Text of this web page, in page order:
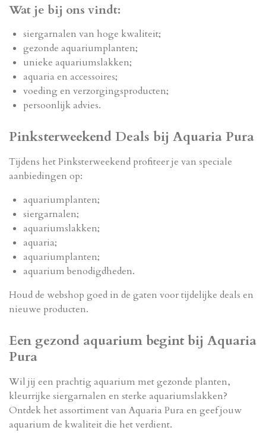
Wat je bij ons vindt:
siergarnalen van hoge kwaliteit;
gezonde aquariumplanten;
unieke aquariumslakken;
aquaria en accessoires;
voeding en verzorgingsproducten;
persoonlijk advies.
Pinksterweekend Deals bij Aquaria Pura
Tijdens het Pinksterweekend profiteer je van speciale
aanbiedingen op:
aquariumplanten;
siergarnalen;
aquariumslakken;
aquaria;
aquariumplanten;
aquarium benodigdheden.
Houd de webshop goed in de gaten voor tijdelijke deals en
nieuwe producten.
Een gezond aquarium begint bij Aquaria
Pura
Wil jij een prachtig aquarium met gezonde planten,
kleurrijke siergarnalen en sterke aquariumslakken?
Ontdek het assortiment van Aquaria Pura en geef jouw
aquarium de kwaliteit die het verdient.